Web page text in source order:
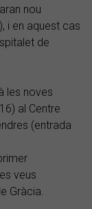
nou
i en aquest cas
de
les noves
al Centre
(entrada
veus
Gràcia.